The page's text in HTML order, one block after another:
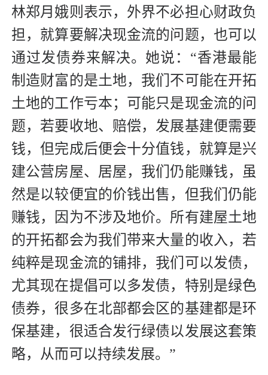
林郑月娥则表示，外界不必担心财政负
担，就算要解决现金流的问题，也可以
通过发债券来解决。她说：“香港最能
制造财富的是土地，我们不可能在开拓
土地的工作亏本；可能只是现金流的问
题，若要收地、赔偿，发展基建便需要
钱，但完成后便会十分值钱，就算是兴
建公营房屋、居屋，我们仍能赚钱，虽
然是以较便宜的价钱出售，但我们仍能
赚钱，因为不涉及地价。所有建屋土地
的开拓都会为我们带来大量的收入，若
纯粹是现金流的铺排，我们可以发债，
尤其现在提倡可以多发债，特别是绿色
债券，很多在北部都会区的基建都是环
保基建，很适合发行绿债以发展这套策
略，从而可以持续发展。”